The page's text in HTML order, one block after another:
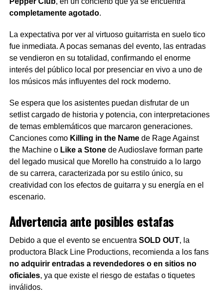
completamente agotado.
La expectativa por ver al virtuoso guitarrista en suelo tico
fue inmediata. A pocas semanas del evento, las entradas
se vendieron en su totalidad, confirmando el enorme
interés del público local por presenciar en vivo a uno de
los músicos más influyentes del rock moderno.
Se espera que los asistentes puedan disfrutar de un
setlist cargado de historia y potencia, con interpretaciones
de temas emblemáticos que marcaron generaciones.
Canciones como Killing in the Namede Rage Against
the Machine o Like a Stonede Audioslave forman parte
del legado musical que Morello ha construido a lo largo
de su carrera, caracterizada por su estilo único, su
creatividad con los efectos de guitarra y su energía en el
escenario.
Advertencia ante posibles estafas
Debido a que el evento se encuentra SOLD OUT, la
productora Black Line Productions, recomienda a los fans
no adquirir entradas a revendedores o en sitios no
oficiales, ya que existe el riesgo de estafas o tiquetes
inválidos.